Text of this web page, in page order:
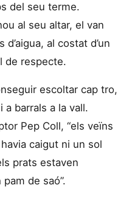
del seu terme.
al seu altar, el van
al costat d’un
de respecte.
escoltar cap tro,
a barrals a la vall.
Pep Coll, “els veïns
caigut ni un sol
prats estaven
de saó”.